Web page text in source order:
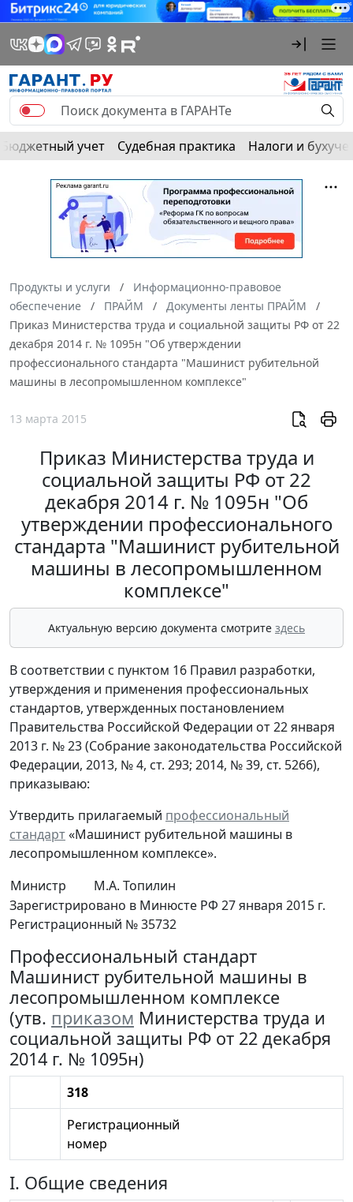
Бюджетный учет Судебная практика Налоги и
Продукты и услуги
Информационно-правовое
обеспечение
ПРАЙМ
Документы ленты ПРАЙМ
Приказ Министерства труда и социальной защиты РФ от 22
декабря 2014 г. № 1095н "Об утверждении
профессионального стандарта "Машинист рубительной
машины в лесопромышленном комплексе"
13 марта 2015
Приказ Министерства труда и
социальной защиты РФ от 22
декабря 2014 г. № 1095н "Об
утверждении профессионального
стандарта "Машинист рубительной
машины в лесопромышленном
комплексе"
Актуальную версию документа смотрите здесь
В соответствии с пунктом 16 Правил разработки,
утверждения и применения профессиональных
стандартов, утвержденных постановлением
Правительства Российской Федерации от 22 января
2013 г. № 23 (Собрание законодательства Российской
Федерации, 2013, № 4, ст. 293; 2014, № 39, ст. 5266),
приказываю:
Утвердить прилагаемый профессиональный
стандарт«Машинист рубительной машины в
лесопромышленном комплексе».
Министр
М.А. Топилин
Зарегистрировано в Минюсте РФ 27 января 2015 г.
Регистрационный № 35732
Профессиональный стандарт
Машинист рубительной машины в
лесопромышленном комплексе
(утв. приказом Министерства труда и
социальной защиты РФ от 22 декабря
2014 г. № 1095н)
318
Регистрационный
номер
I. Общие сведения